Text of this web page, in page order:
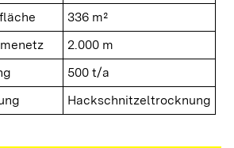
336 m²
2.000 m
500 t/a
Hackschnitzeltrocknung